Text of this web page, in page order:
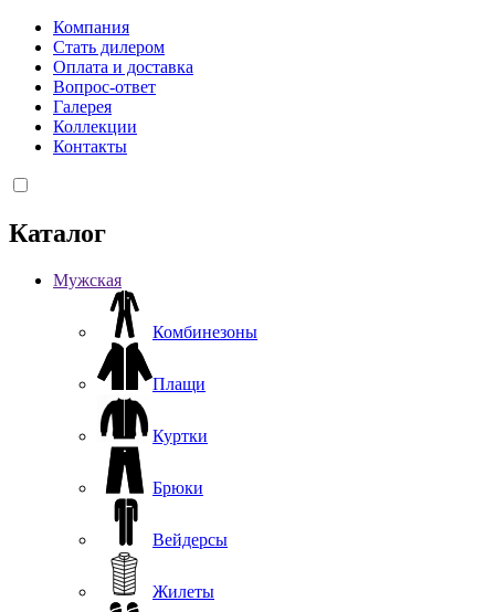
Компания
Стать дилером
Оплата и доставка
Вопрос-ответ
Галерея
Коллекции
Контакты
Каталог
Мужская
Комбинезоны
Плащи
Куртки
Брюки
Вейдерсы
Жилеты